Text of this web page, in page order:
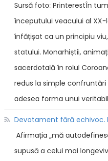
Sursă foto: PrinterestÎn
începutului veacului al
înfățișat ca un principiu
statului. Monarhiștii,
sacerdotală în rolul
redus la simple
adesea forma unui
Devotament fără echivoc.
Afirmația „mă
supusă a celui mai longeviv